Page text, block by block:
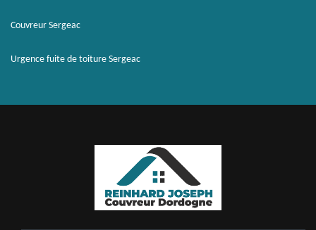
Couvreur Sergeac
Urgence fuite de toiture Sergeac